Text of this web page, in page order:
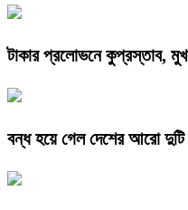
টাকার প্রলোভনে কুপ্রস্তাব,
বন্ধ হয়ে গেল দেশের আরো দুটি